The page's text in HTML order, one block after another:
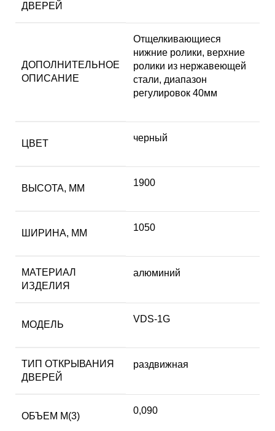
ДВЕРЕЙ
ДОПОЛНИТЕЛЬНОЕ
ОПИСАНИЕ
Отщелкивающиеся
нижние ролики, верхние
ролики из нержавеющей
стали, диапазон
регулировок 40мм
ЦВЕТ
черный
ВЫСОТА, ММ
1900
ШИРИНА, ММ
1050
МАТЕРИАЛ
ИЗДЕЛИЯ
алюминий
МОДЕЛЬ
VDS-1G
ТИП ОТКРЫВАНИЯ
ДВЕРЕЙ
раздвижная
ОБЪЕМ М(3)
0,090